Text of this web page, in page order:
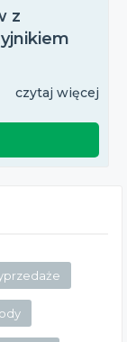
z
czytaj więcej